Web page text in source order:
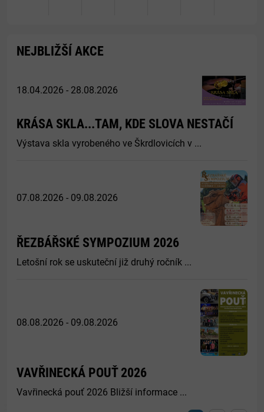
NEJBLIŽŠÍ AKCE
18.04.2026 - 28.08.2026
KRÁSA SKLA...TAM, KDE SLOVA NESTAČÍ
Výstava skla vyrobeného ve Škrdlovicích v ...
07.08.2026 - 09.08.2026
ŘEZBÁŘSKÉ SYMPOZIUM 2026
Letošní rok se uskuteční již druhý ročník ...
08.08.2026 - 09.08.2026
VAVŘINECKÁ POUŤ 2026
Vavřinecká pouť 2026 Bližší informace ...